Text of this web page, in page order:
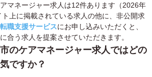
マネージャー求人は12件あります（2026年
上に掲載されている求人の他に、非公開求
職支援サービスにお申し込みいただくと、
合う求人を提案させていただきます。
のケアマネージャー求人ではどの
ですか？